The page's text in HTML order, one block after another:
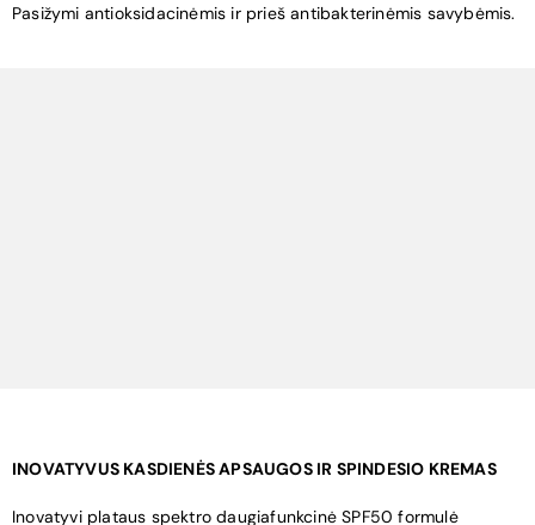
Pasižymi antioksidacinėmis ir prieš antibakterinėmis savybėmis.
INOVATYVUS KASDIENĖS APSAUGOS IR SPINDESIO KREMAS
Inovatyvi plataus spektro daugiafunkcinė SPF50 formulė